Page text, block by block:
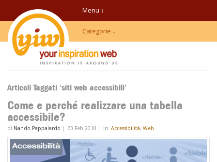
Menu ↓
Categorie ↓
Articoli Taggati ‘siti web accessibili’
Come e perché realizzare una tabella
accessibile?
di Nando Pappalardo | 23 Feb 2010 | in: Accessibilità, Web